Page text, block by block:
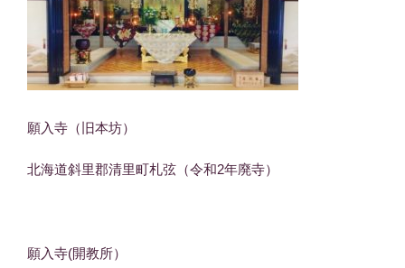
願入寺（旧本坊）
北海道斜里郡清里町札弦（令和2年廃寺）
願入寺(開教所）